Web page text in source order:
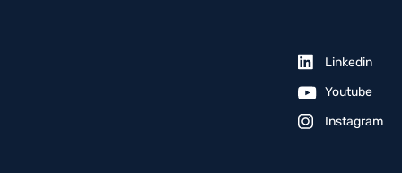
Linkedin
Youtube
Instagram